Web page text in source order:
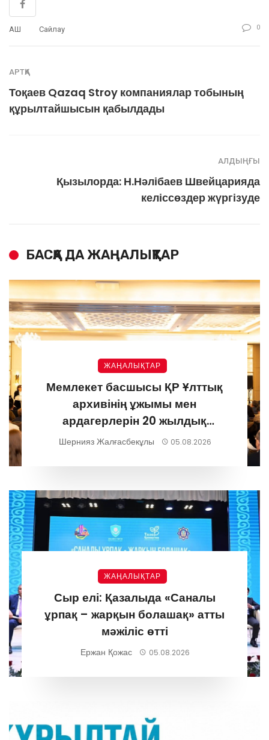
АҚШ Сайлау 0
АРТҚА
Тоқаев Qazaq Stroy компаниялар тобының
құрылтайшысын қабылдады
АЛДЫҢҒЫ
Қызылорда: Н.Нәлібаев Швейцарияда
келіссөздер жүргізуде
БАСҚА ДА ЖАҢАЛЫҚТАР
ЖАҢАЛЫҚТАР
Мемлекет басшысы ҚР Ұлттық
архивінің ұжымы мен
ардагерлерін 20 жылдық
мерейтоймен құттықтады
Шернияз Жалғасбекұлы 05.08.2026
ЖАҢАЛЫҚТАР
Сыр елі: Қазалыда «Саналы
ұрпақ – жарқын болашақ» атты
мәжіліс өтті
Ержан Қожас 05.08.2026